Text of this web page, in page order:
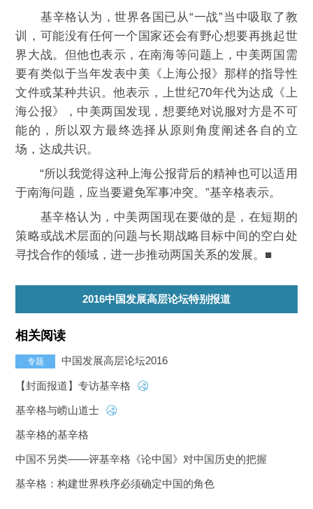
基辛格认为，世界各国已从“一战”当中吸取了教
训，可能没有任何一个国家还会有野心想要再挑起世
界大战。但他也表示，在南海等问题上，中美两国需
要有类似于当年发表中美《上海公报》那样的指导性
文件或某种共识。他表示，上世纪70年代为达成《上
海公报》，中美两国发现，想要绝对说服对方是不可
能的，所以双方最终选择从原则角度阐述各自的立
场，达成共识。
“所以我觉得这种上海公报背后的精神也可以适用
于南海问题，应当要避免军事冲突。”基辛格表示。
基辛格认为，中美两国现在要做的是，在短期的
策略或战术层面的问题与长期战略目标中间的空白处
寻找合作的领域，进一步推动两国关系的发展。■
2016中国发展高层论坛特别报道
相关阅读
专题 中国发展高层论坛2016
【封面报道】专访基辛格
基辛格与崂山道士
基辛格的基辛格
中国不另类——评基辛格《论中国》对中国历史的把握
基辛格：构建世界秩序必须确定中国的角色